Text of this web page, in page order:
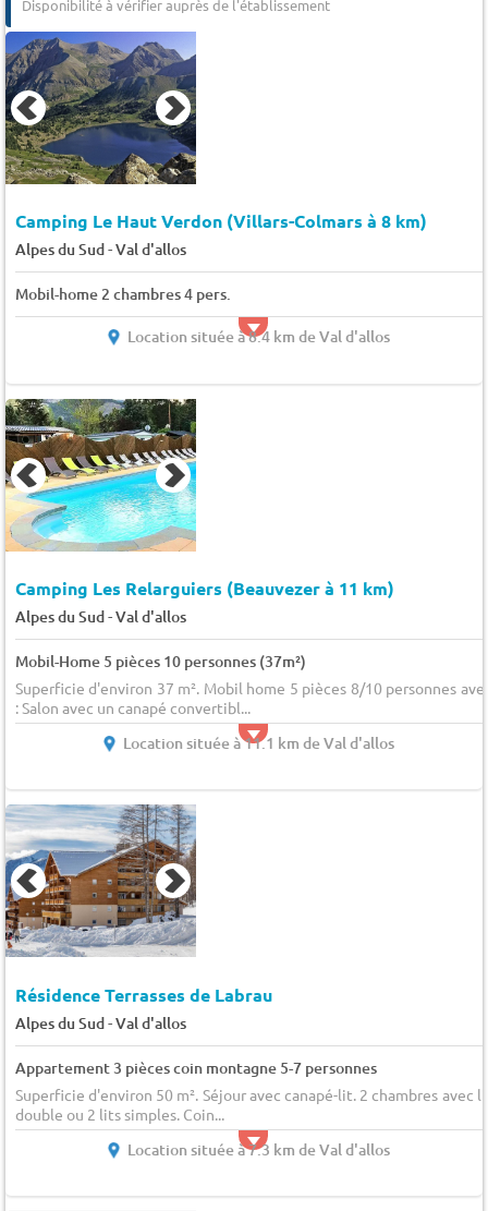
Disponibilité à vérifier auprès de l'établissement
Camping Le Haut Verdon (Villars-Colmars à 8 km)
Alpes du Sud-Val d'allos
Mobil-home 2 chambres 4 pers.
Location située à 8.4 km de Val d'allos
Camping Les Relarguiers (Beauvezer à 11 km)
Alpes du Sud-Val d'allos
Mobil-Home 5 pièces 10 personnes (37m²)
Superficie d'environ 37 m². Mobil home 5 pièces 8/10 personnes
: Salon avec un canapé convertibl...
Location située à 11.1 km de Val d'allos
Résidence Terrasses de Labrau
Alpes du Sud-Val d'allos
Appartement 3 pièces coin montagne 5-7 personnes
Superficie d'environ 50 m². Séjour avec canapé-lit. 2 chambres avec
double ou 2 lits simples. Coin...
Location située à 7.3 km de Val d'allos